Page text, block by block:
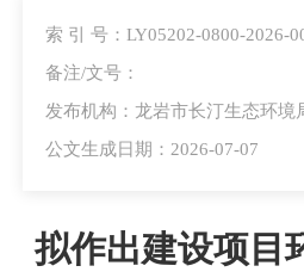
索 引 号：LY05202-0800-2026-
备注/文号：
发布机构：龙岩市长汀生态环境
公文生成日期：2026-07-07
拟作出建设项目